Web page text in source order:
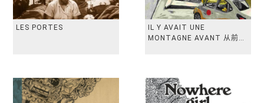
LES PORTES
IL Y AVAIT UNE
MONTAGNE AVANT 从前有